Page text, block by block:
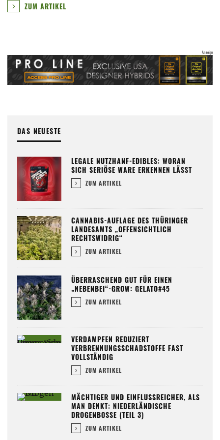
ZUM ARTIKEL
DAS NEUESTE
LEGALE NUTZHANF-EDIBLES: WORAN
SICH SERIÖSE WARE ERKENNEN LÄSST
ZUM ARTIKEL
CANNABIS-AUFLAGE DES THÜRINGER
LANDESAMTS „OFFENSICHTLICH
RECHTSWIDRIG“
ZUM ARTIKEL
ÜBERRASCHEND GUT FÜR EINEN
„NEBENBEI“-GROW: GELATO#45
ZUM ARTIKEL
VERDAMPFEN REDUZIERT
VERBRENNUNGSSCHADSTOFFE FAST
VOLLSTÄNDIG
ZUM ARTIKEL
MÄCHTIGER UND EINFLUSSREICHER, ALS
MAN DENKT: NIEDERLÄNDISCHE
DROGENBOSSE (TEIL 3)
ZUM ARTIKEL